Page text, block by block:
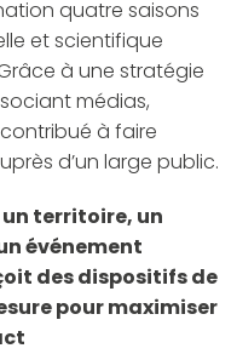
quatre saisons
et scientifique
à une stratégie
médias,
à faire
d’un large public.
territoire, un
événement
des dispositifs de
pour maximiser